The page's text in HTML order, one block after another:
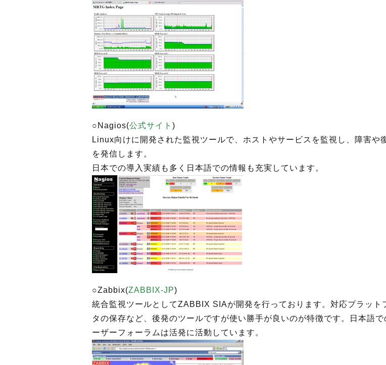
○Nagios(公式サイト )
Linux向けに開発された監視ツールで、ホストやサービスを監視し、障害や
を発信します。
日本での導入実績も多く日本語での情報も充実しています。
○Zabbix(ZABBIX-JP)
統合監視ツールとしてZABBIX SIAが開発を行っております。対応プラット
タの保存など、後発のツールですが使い勝手が良いのが特徴です。日本語
ーザーフォーラムは活発に活動しています。